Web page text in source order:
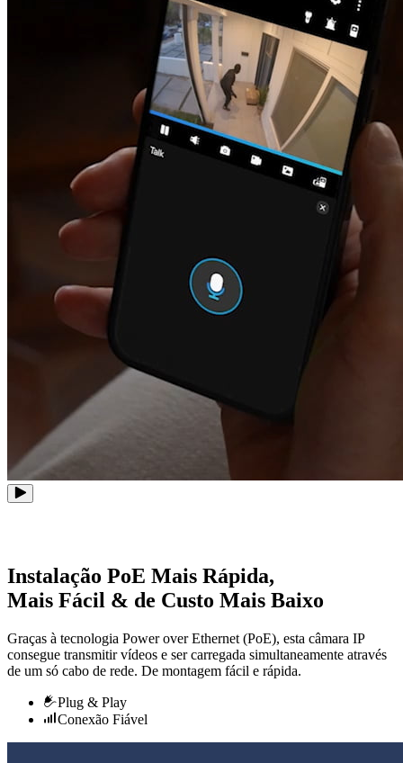
Instalação PoE Mais Rápida,
Mais Fácil & de Custo Mais Baixo
Graças à tecnologia Power over Ethernet (PoE), esta câmara IP
consegue transmitir vídeos e ser carregada simultaneamente através
de um só cabo de rede. De montagem fácil e rápida.
Plug & Play
Conexão Fiável